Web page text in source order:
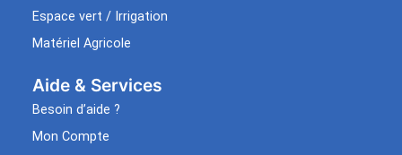
Espace vert / Irrigation
Matériel Agricole
Aide & Services​
Besoin d’aide ?
Mon Compte